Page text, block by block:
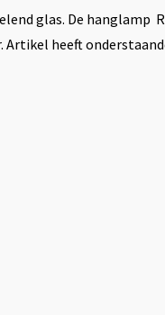
glas. De hanglamp
heeft